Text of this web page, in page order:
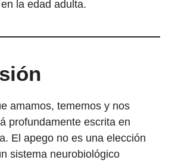
la edad adulta.
amamos, tememos y nos
profundamente escrita en
El apego no es una elección
sistema neurobiológico